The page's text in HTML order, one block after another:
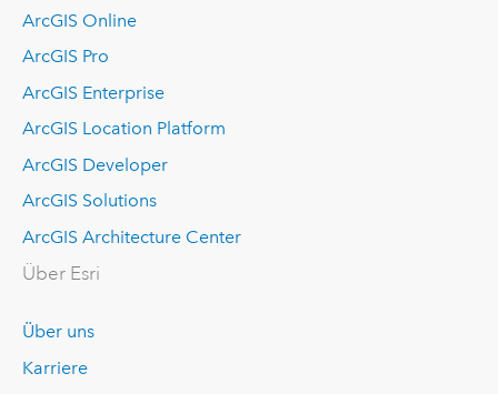
ArcGIS Online
ArcGIS Pro
ArcGIS Enterprise
ArcGIS Location Platform
ArcGIS Developer
ArcGIS Solutions
ArcGIS Architecture Center
Über Esri
Über uns
Karriere